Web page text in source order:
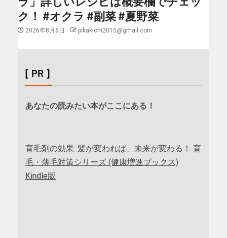
ク！ #オクラ #副菜 #夏野菜
2026年8月6日 pikakichi2015@gmail.com
[ PR ]
あなたの読みたい本がここにある！
育毛剤の効果: 髪が変われば、未来が変わる！ 育
毛・薄毛対策シリーズ (健康増進ブックス)
Kindle版